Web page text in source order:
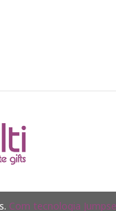
Com tecnologia